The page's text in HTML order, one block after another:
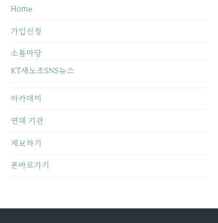
Home
가입신청
소통마당
KT새노조SNS뉴스
아카데미
연대 기관
제보하기
폰바로가기